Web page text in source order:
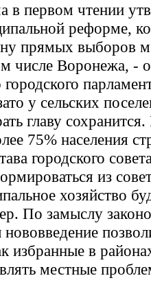
в первом чтении
реформе,
прямых выборов
числе Воронежа, -
у сельских
главу
75% населения
городского
из
хозяйство
По замыслу
избранные в
местные